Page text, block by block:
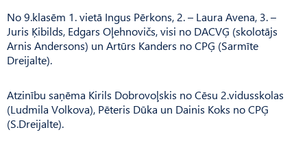
No 9.klasēm 1. vietā Ingus Pērkons, 2. – Laura Avena, 3. –
Juris Ķibilds, Edgars Oļehnovičs, visi no DACVĢ (skolotājs
Arnis Andersons) un Artūrs Kanders no CPĢ (Sarmīte
Dreijalte).
Atzinību saņēma Kirils Dobrovoļskis no Cēsu 2.vidusskolas
(Ludmila Volkova), Pēteris Dūka un Dainis Koks no CPĢ
(S.Dreijalte).